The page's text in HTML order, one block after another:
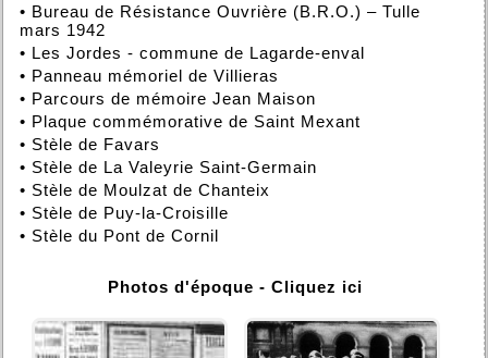
• Bureau de Résistance Ouvrière (B.R.O.) – Tulle
mars 1942
• Les Jordes - commune de Lagarde-enval
• Panneau mémoriel de Villieras
• Parcours de mémoire Jean Maison
• Plaque commémorative de Saint Mexant
• Stèle de Favars
• Stèle de La Valeyrie Saint-Germain
• Stèle de Moulzat de Chanteix
• Stèle de Puy-la-Croisille
• Stèle du Pont de Cornil
Photos d'époque - Cliquez ici